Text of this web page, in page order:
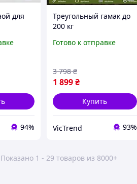
для
для
и
94%
Треугольный гамак до
200 кг
для отдыха
компактный гамак для
природы на 3 человека
гамак для похода
Готово к отправке
1 899₴
3 798 ₴
Купить
VicTrend 93%
Показано 1 - 29 товаров из 8000+